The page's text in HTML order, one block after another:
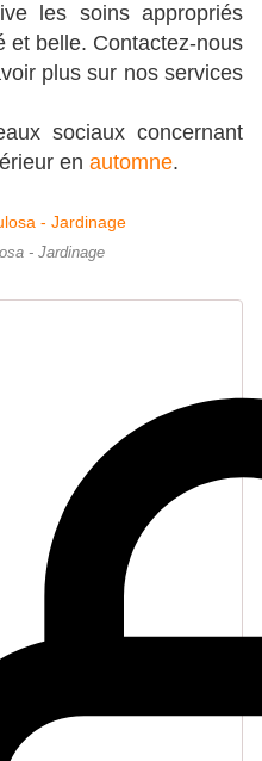
les soins appropriés
et belle. Contactez-nous
plus sur nos services
sociaux concernant
en automne.
- Jardinage